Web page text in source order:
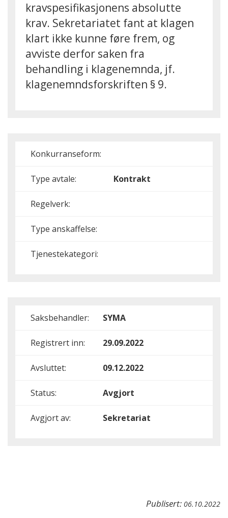
kravspesifikasjonens absolutte
krav. Sekretariatet fant at klagen
klart ikke kunne føre frem, og
avviste derfor saken fra
behandling i klagenemnda, jf.
klagenemndsforskriften § 9.
Konkurranseform:
Type avtale: Kontrakt
Regelverk:
Type anskaffelse:
Tjenestekategori:
Saksbehandler: SYMA
Registrert inn: 29.09.2022
Avsluttet: 09.12.2022
Status: Avgjort
Avgjort av: Sekretariat
Publisert: 06.10.2022